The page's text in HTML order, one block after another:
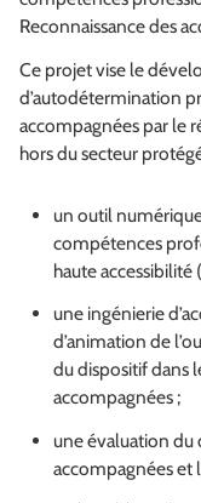
Reconnaissance des
Ce projet vise le
d’autodétermination
accompagnées par le
hors du secteur
un outil
compétences
haute accessibilité
une ingénierie
d’animation de
du dispositif dans
accompagnées ;
une évaluation du
accompagnées et